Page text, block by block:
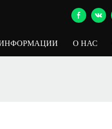
О НАС